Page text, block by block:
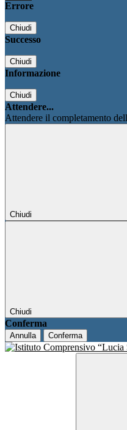
Errore
Chiudi
Successo
Chiudi
Informazione
Chiudi
Attendere...
Attendere il completamento
Chiudi
Chiudi
Conferma
Annulla Conferma